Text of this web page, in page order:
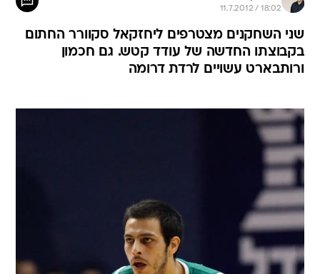
11.7.2012 / 18:02
שני השחקנים מצטרפים ליחזקאל סקוורר החתום
בקבוצתו החדשה של עודד קטש. גם חכמון
ורותבארט עשויים לרדת דרומה